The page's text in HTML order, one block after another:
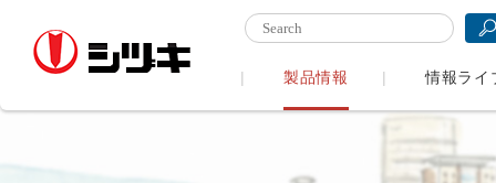
製品情報 情報ライ